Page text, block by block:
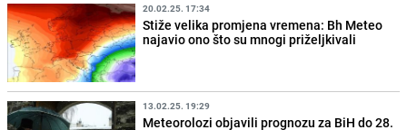
20.02.25. 17:34
Stiže velika promjena vremena: Bh Meteo
najavio ono što su mnogi priželjkivali
13.02.25. 19:29
Meteorolozi objavili prognozu za BiH do 28.